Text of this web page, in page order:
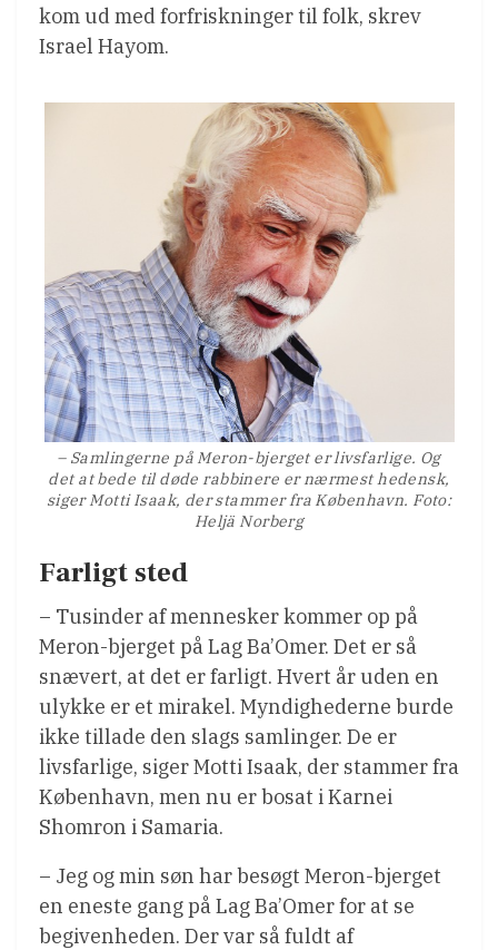
kom ud med forfriskninger til folk, skrev
Israel Hayom.
– Samlingerne på Meron-bjerget er livsfarlige. Og
det at bede til døde rabbinere er nærmest hedensk,
siger Motti Isaak, der stammer fra København. Foto:
Heljä Norberg
Farligt sted
– Tusinder af mennesker kommer op på
Meron-bjerget på Lag Ba’Omer. Det er så
snævert, at det er farligt. Hvert år uden en
ulykke er et mirakel. Myndighederne burde
ikke tillade den slags samlinger. De er
livsfarlige, siger Motti Isaak, der stammer fra
København, men nu er bosat i Karnei
Shomron i Samaria.
– Jeg og min søn har besøgt Meron-bjerget
en eneste gang på Lag Ba’Omer for at se
begivenheden. Der var så fuldt af